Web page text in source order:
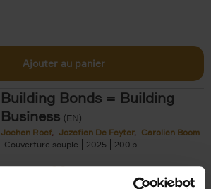
Ajouter au panier
Building Bonds = Building
Business (EN)
Jochen Roef Jozefien De Feyter
Carolien Boom
Couverture souple
2025 200
€29,99